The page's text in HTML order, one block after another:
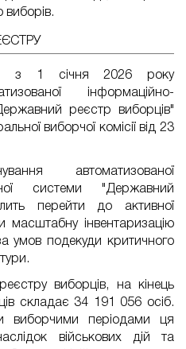
виборів.
з 1 січня 2026 року
інформаційно-
реєстр виборців"
виборчої комісії від 23
автоматизованої
системи "Державний
перейти до активної
масштабну інвентаризацію
умов подекуди критичного
виборців, на кінець
складає 34 191 056 осіб.
виборчими періодами ця
військових дій та